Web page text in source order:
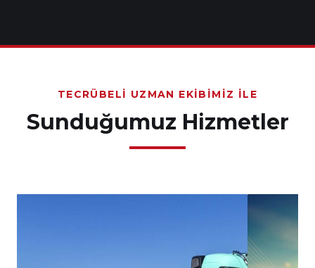
TECRÜBELI UZMAN EKIBIMIZ İLE
Sunduğumuz Hizmetler